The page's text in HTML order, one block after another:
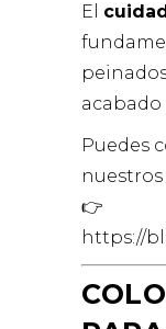
El
Puedes
👉
https://